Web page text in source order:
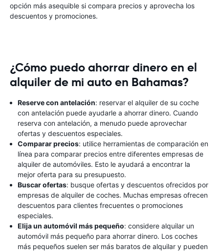
opción más asequible si compara precios y aprovecha los
descuentos y promociones.
¿Cómo puedo ahorrar dinero en el
alquiler de mi auto en Bahamas?
Reserve con antelación: reservar el alquiler de su coche
con antelación puede ayudarle a ahorrar dinero. Cuando
reserva con antelación, a menudo puede aprovechar
ofertas y descuentos especiales.
Comparar precios: utilice herramientas de comparación en
línea para comparar precios entre diferentes empresas de
alquiler de automóviles. Esto le ayudará a encontrar la
mejor oferta para su presupuesto.
Buscar ofertas: busque ofertas y descuentos ofrecidos por
empresas de alquiler de coches. Muchas empresas ofrecen
descuentos para clientes frecuentes o promociones
especiales.
Elija un automóvil más pequeño: considere alquilar un
automóvil más pequeño para ahorrar dinero. Los coches
más pequeños suelen ser más baratos de alquilar y pueden